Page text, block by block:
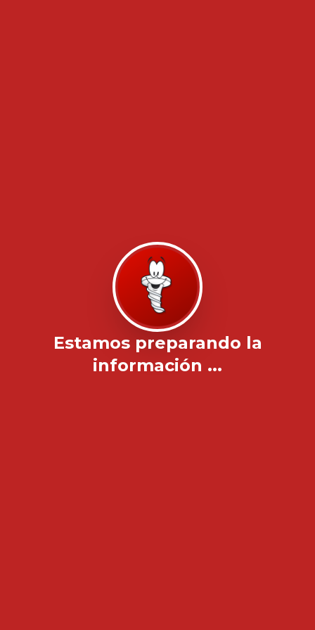
Estamos preparando la
información ...